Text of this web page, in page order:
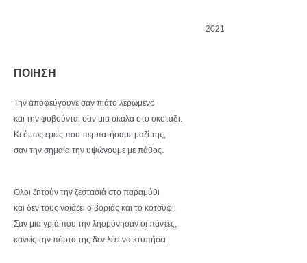
2021
ΠΟΙΗΣΗ
Την αποφεύγουνε σαν πιάτο λερωμένο
και την φοβούνται σαν μια σκάλα στο σκοτάδι.
Κι όμως εμείς που περπατήσαμε μαζί της,
σαν την σημαία την υψώνουμε με πάθος.
Όλοι ζητούν την ζεστασιά στο παραμύθι
και δεν τους νοιάζει ο βοριάς και το κοτσύφι.
Σαν μια γριά που την λησμόνησαν οι πάντες,
κανείς την πόρτα της δεν λέει να κτυπήσει.